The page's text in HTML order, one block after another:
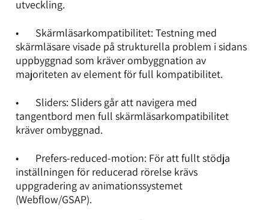
utveckling.
• Skärmläsarkompatibilitet: Testning med
skärmläsare visade på strukturella problem i sidans
uppbyggnad som kräver ombyggnation av
majoriteten av element för full kompatibilitet.
• Sliders: Sliders går att navigera med
tangentbord men full skärmläsarkompatibilitet
kräver ombyggnad.
• Prefers-reduced-motion: För att fullt stödja
inställningen för reducerad rörelse krävs
uppgradering av animationssystemet
(Webflow/GSAP).